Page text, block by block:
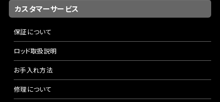
カスタマーサービス
保証について
ロッド取扱説明
お手入れ方法
修理について